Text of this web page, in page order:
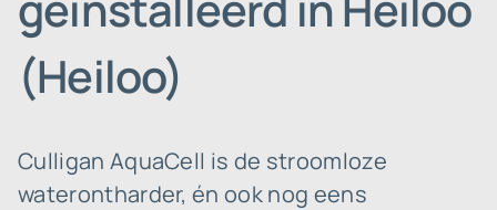
(Heiloo)
Culligan AquaCell is de stroomloze
waterontharder, én ook nog eens